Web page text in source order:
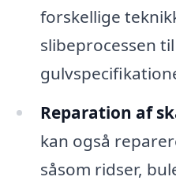
forskellige
slibeprocessen
Reparation af
kan også
såsom ridser,